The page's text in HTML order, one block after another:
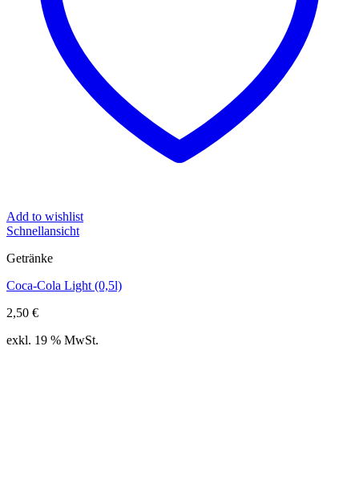
Add to wishlist
Schnellansicht
Getränke
Coca-Cola Light (0,5l)
2,50 €
exkl. 19 % MwSt.